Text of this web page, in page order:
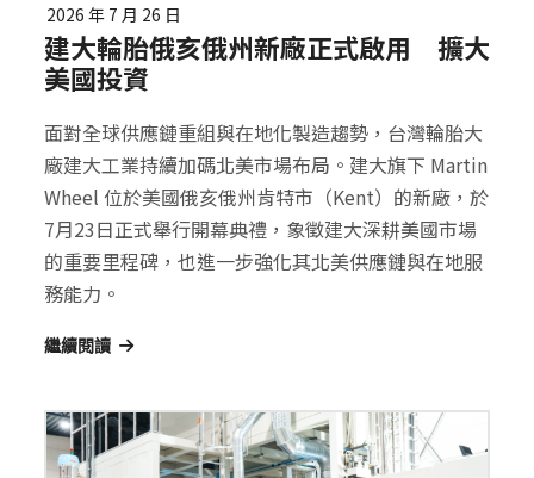
2026 年 7 月 26 日
建大輪胎俄亥俄州新廠正式啟用 擴大
美國投資
面對全球供應鏈重組與在地化製造趨勢，台灣輪胎大
廠建大工業持續加碼北美市場布局。建大旗下 Martin
Wheel 位於美國俄亥俄州肯特市（Kent）的新廠，於
7月23日正式舉行開幕典禮，象徵建大深耕美國市場
的重要里程碑，也進一步強化其北美供應鏈與在地服
務能力。
繼續閱讀